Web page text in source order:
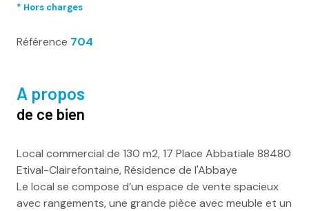
* Hors charges
Référence 704
a propos
de ce bien
Local commercial de 130 m2, 17 Place Abbatiale 88480
Etival-Clairefontaine, Résidence de l'Abbaye
Le local se compose d’un espace de vente spacieux
avec rangements, une grande pièce avec meuble et un